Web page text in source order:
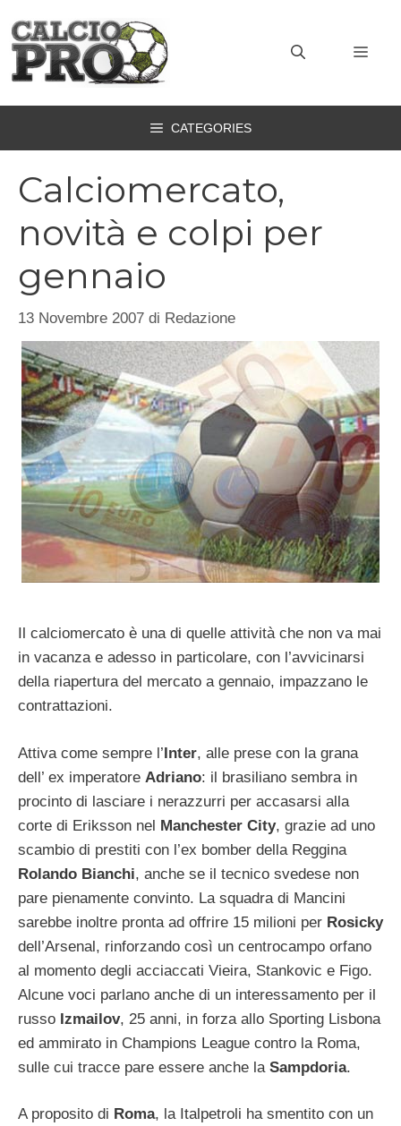
contenuto
CATEGORIES
Calciomercato,
novità e colpi per
gennaio
13 Novembre 2007 di Redazione
Il calciomercato è una di quelle attività che non va mai
in vacanza e adesso in particolare, con l’avvicinarsi
della riapertura del mercato a gennaio, impazzano le
contrattazioni.
Attiva come sempre l’Inter, alle prese con la grana
dell’ ex imperatore Adriano: il brasiliano sembra in
procinto di lasciare i nerazzurri per accasarsi alla
corte di Eriksson nel Manchester City, grazie ad uno
scambio di prestiti con l’ex bomber della Reggina
Rolando Bianchi, anche se il tecnico svedese non
pare pienamente convinto. La squadra di Mancini
sarebbe inoltre pronta ad offrire 15 milioni per Rosicky
dell’Arsenal, rinforzando così un centrocampo orfano
al momento degli acciaccati Vieira, Stankovic e Figo.
Alcune voci parlano anche di un interessamento per il
russo Izmailov, 25 anni, in forza allo Sporting Lisbona
ed ammirato in Champions League contro la Roma,
sulle cui tracce pare essere anche la Sampdoria.
A proposito di Roma, la Italpetroli ha smentito con un